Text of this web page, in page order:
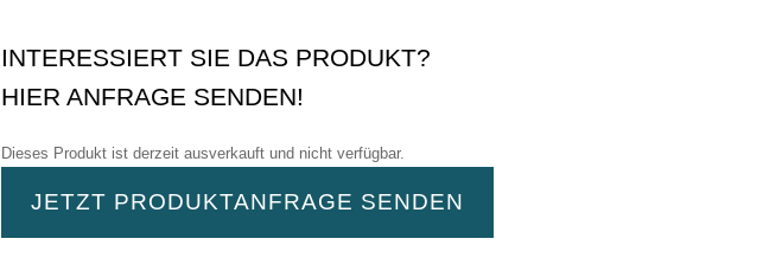
INTERESSIERT SIE DAS PRODUKT?
HIER ANFRAGE SENDEN!
Dieses Produkt ist derzeit ausverkauft und nicht verfügbar.
t
JETZT PRODUKTANFRAGE SENDEN